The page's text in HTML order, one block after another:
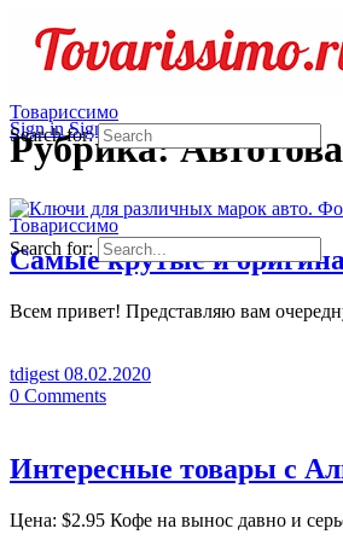
Sign in Sign up
Товариссимо
Search for:
Товариссимо
Search for:
Рубрика:
Самые крутые и
Всем привет! Представляю вам
tdigest 08.02.2020
0 Comments
Интересные товары с
Цена: $2.95 Кофе на вынос давно и